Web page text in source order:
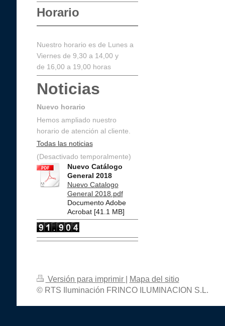
Horario
Nuestro horario es de Lunes a
Viernes de 9,30 a 14,00 y
de 16,00 a 19,00 horas
Noticias
Nuevo horario
Hemos ampliado nuestro
horario de atención al cliente.
Todas las noticias
(Desactivado temporalmente)
Nuevo Catálogo
General 2018
Nuevo Catalogo
General 2018.pdf
Documento Adobe
Acrobat [41.1 MB]
Versión para imprimir
Mapa del sitio
© RTS Iluminación FRINCO ILUMINACION S.L.